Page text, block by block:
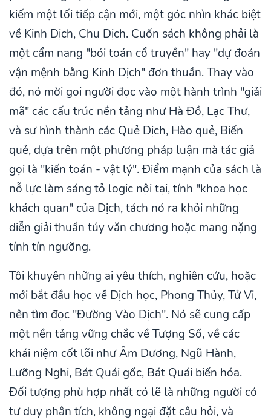
kiếm một lối tiếp cận mới, một góc nhìn khác biệt
về Kinh Dịch, Chu Dịch. Cuốn sách không phải là
một cẩm nang "bói toán cổ truyền" hay "dự đoán
vận mệnh bằng Kinh Dịch" đơn thuần. Thay vào
đó, nó mời gọi người đọc vào một hành trình "giải
mã" các cấu trúc nền tảng như Hà Đồ, Lạc Thư,
và sự hình thành các Quẻ Dịch, Hào quẻ, Biến
quẻ, dựa trên một phương pháp luận mà tác giả
gọi là "kiến toán - vật lý". Điểm mạnh của sách là
nỗ lực làm sáng tỏ logic nội tại, tính "khoa học
khách quan" của Dịch, tách nó ra khỏi những
diễn giải thuần túy văn chương hoặc mang nặng
tính tín ngưỡng.
Tôi khuyên những ai yêu thích, nghiên cứu, hoặc
mới bắt đầu học về Dịch học, Phong Thủy, Tử Vi,
nên tìm đọc "Đường Vào Dịch". Nó sẽ cung cấp
một nền tảng vững chắc về Tượng Số, về các
khái niệm cốt lõi như Âm Dương, Ngũ Hành,
Lưỡng Nghi, Bát Quái gốc, Bát Quái biến hóa.
Đối tượng phù hợp nhất có lẽ là những người có
tư duy phân tích, không ngại đặt câu hỏi, và